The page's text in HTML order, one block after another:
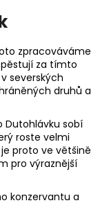
zpracováváme
za tímto
severských
druhů a
Dutohlávku sobí
roste velmi
proto ve většině
pro výraznější
konzervantu a